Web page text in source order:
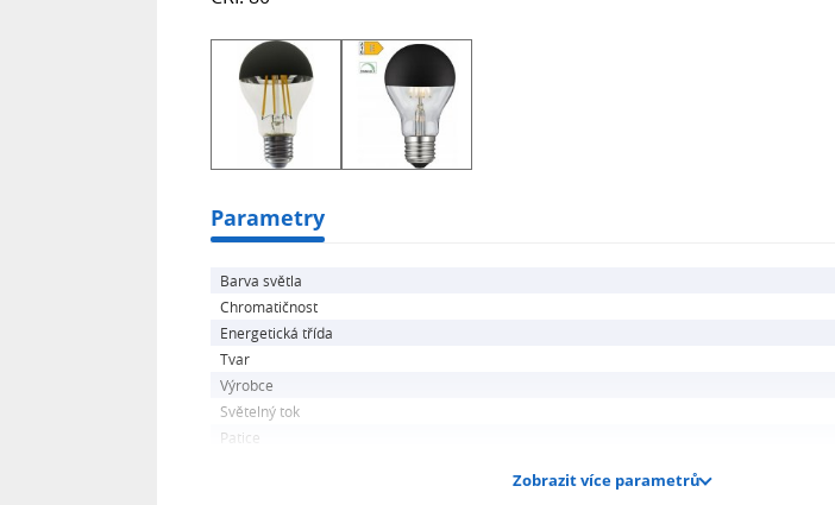
Parametry
Barva světla
Chromatičnost
Energetická třída
Tvar
Výrobce
Světelný tok
Patice
Zobrazit více parametrů